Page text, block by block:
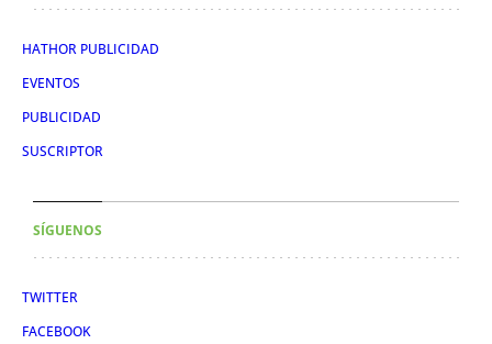
HATHOR PUBLICIDAD
EVENTOS
PUBLICIDAD
SUSCRIPTOR
SÍGUENOS
TWITTER
FACEBOOK